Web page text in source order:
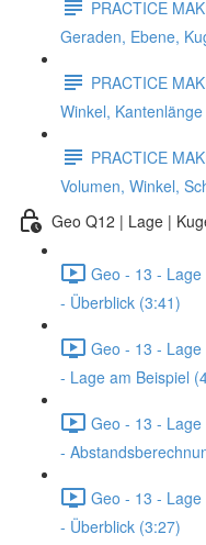
PRACTICE
Geraden, Ebene,
PRACTICE
Winkel, Kantenlänge
PRACTICE
Volumen, Winkel,
Geo Q12 | Lage |
Geo - 13 -
- Überblick (3:41)
Geo - 13 -
- Lage am Beispiel
Geo - 13 -
-
Geo - 13 -
- Überblick (3:27)